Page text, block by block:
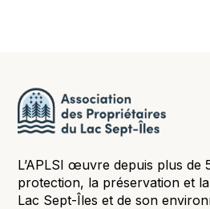
L’APLSI œuvre depuis plus de
protection, la préservation et
Lac Sept-Îles et de son